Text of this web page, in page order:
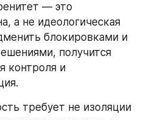
— это
а не идеологическая
блокировками и
получится
контроля и
требует не изоляции